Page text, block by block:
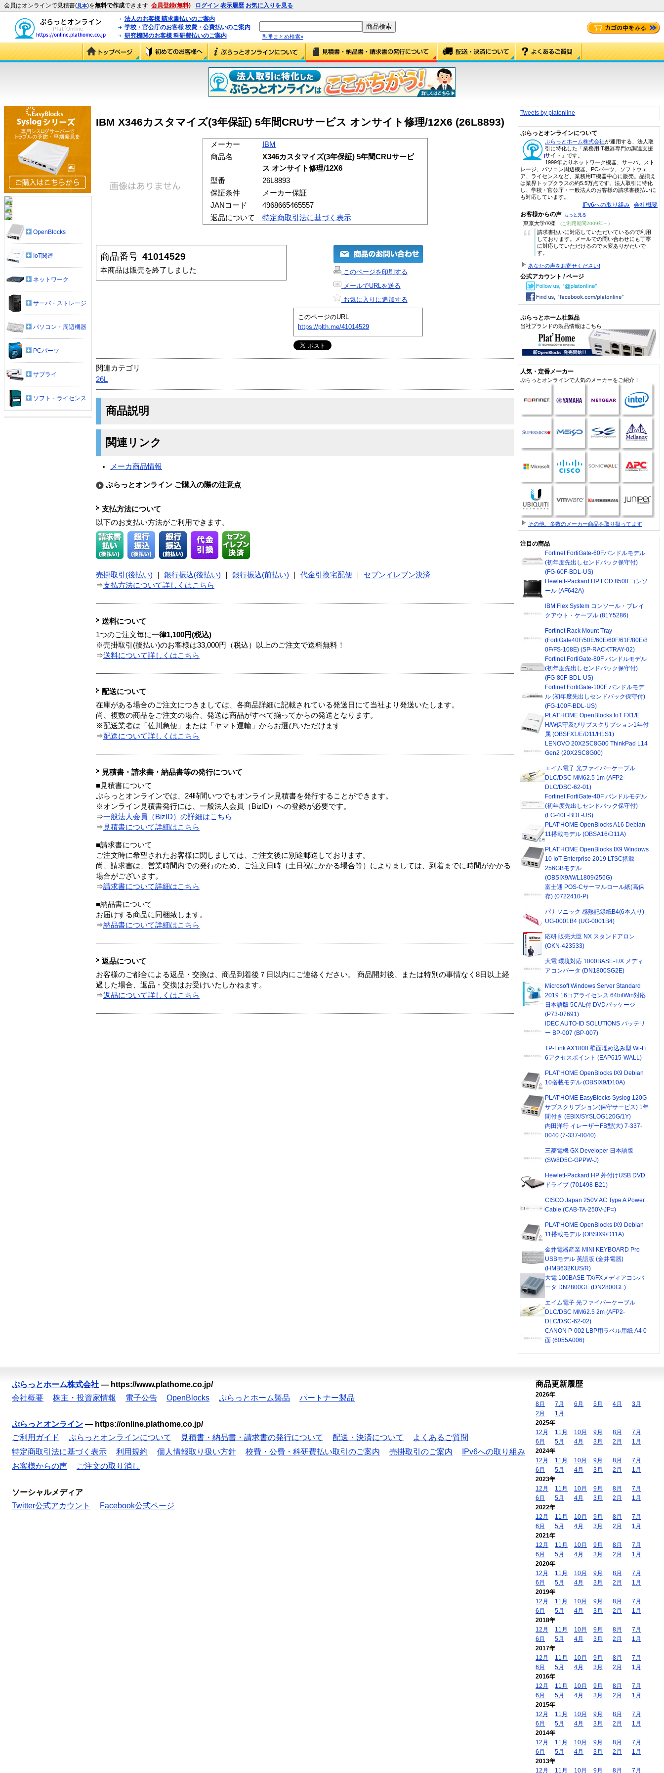
会員はオンラインで見積書(見本)を無料で作成できます 会員登録(無料) ログイン 表示履歴 お気に入りを見る
法人のお客様 請求書払いのご案内
学校・官公庁のお客様 校費・公費払いのご案内
研究機関のお客様 科研費払いのご案内
型番まとめ検索»
IBM X346カスタマイズ(3年保証) 5年間CRUサービス オンサイト修理/12X6 (26L8893)
メーカー
IBM
商品名
X346カスタマイズ(3年保証) 5年間CRUサービ
ス オンサイト修理/12X6
型番
26L8893
保証条件
メーカー保証
JANコード
4968665465557
返品について
特定商取引法に基づく表示
商品番号 41014529
本商品は販売を終了しました
このページを印刷する
メールでURLを送る
お気に入りに追加する
このページのURL
https://plth.me/41014529
関連カテゴリ
26L
商品説明
関連リンク
メーカ商品情報
ぷらっとオンライン ご購入の際の注意点
支払方法について
以下のお支払い方法がご利用できます。
売掛取引(後払い) 銀行振込(後払い) 銀行振込(前払い) 代金引換宅配便
セブンイレブン決済
⇒支払方法について詳しくはこちら
送料について
1つのご注文毎に一律1,100円(税込)
※売掛取引(後払い)のお客様は33,000円（税込）以上のご注文で送料無料！
⇒送料について詳しくはこちら
配送について
在庫がある場合のご注文につきましては、各商品詳細に記載されている発送日にて当社より発送いたします。
尚、複数の商品をご注文の場合、発送は商品がすべて揃ってからの発送となります。
※配送業者は「佐川急便」または「ヤマト運輸」からお選びいただけます
⇒配送について詳しくはこちら
見積書・請求書・納品書等の発行について
■見積書について
ぷらっとオンラインでは、24時間いつでもオンライン見積書を発行することができます。
※オンライン見積書発行には、一般法人会員（BizID）への登録が必要です。
⇒一般法人会員（BizID）の詳細はこちら
⇒ 見積書について詳細はこちら
■請求書について
ご注文時に希望されたお客様に関しましては、ご注文後に別途郵送しております。
尚、請求書は、営業時間内での発行のため、ご注文日時（土日祝にかかる場合等）によりましては、到着までに時間がかかる
場合がございます。
⇒請求書について詳細はこちら
■納品書について
お届けする商品に同梱致します。
⇒納品書について詳細はこちら
返品について
お客様のご都合による返品・交換は、商品到着後７日以内にご連絡ください。 商品開封後、または特別の事情なく8日以上経
過した場合、返品・交換はお受けいたしかねます。
⇒返品について詳しくはこちら
OpenBlocks
IoT関連
ネットワーク
サーバ・ストレージ
パソコン・周辺機器
PCパーツ
サプライ
ソフト・ライセンス
Tweets by platonline
ぷらっとオンラインについて
ぷらっとホーム株式会社が運用する、法人取
引に特化した「業務用IT機器専門の調達支援
サイト」です。
1999年よりネットワーク機器、サーバ、スト
レージ、パソコン周辺機器、PCパーツ、ソフトウェ
ア、ライセンスなど、業務用IT機器中心に販売。品揃え
は業界トップクラスの約5.5万点です。法人取引に特化
し、学校・官公庁・一般法人のお客様の請求書後払いに
も対応しています。
IPv6への取り組み 会社概要
お客様からの声 もっと見る
東京大学/K様 (ご利用期間2009年～)
“
請求書払いに対応していただいているので利用
しております。メールでの問い合わせにも丁寧
に対応していただけるので大変ありがたいで
す。
あなたの声をお寄せください!
公式アカウント / ページ
ぷらっとホーム社製品
当社ブランドの製品情報はこちら
人気・定番メーカー
ぷらっとオンラインで人気のメーカーをご紹介！
その他、多数のメーカー商品を取り扱ってます
注目の商品
Fortinet FortiGate-60Fバンドルモデル
(初年度先出しセンドバック保守付)
(FG-60F-BDL-US)
Hewlett-Packard HP LCD 8500 コンソ
ール (AF642A)
IBM Flex System コンソール・ブレイ
クアウト・ケーブル (81Y5286)
Fortinet Rack Mount Tray
(FortiGate40F/50E/60E/60F/61F/80E/8
0F/FS-108E) (SP-RACKTRAY-02)
Fortinet FortiGate-80F バンドルモデル
(初年度先出しセンドバック保守付)
(FG-80F-BDL-US)
Fortinet FortiGate-100F バンドルモデ
ル (初年度先出しセンドバック保守付)
(FG-100F-BDL-US)
PLAT'HOME OpenBlocks IoT FX1/E
H/W保守及びサブスクリプション1年付
属 (OBSFX1/E/D11/H1S1)
LENOVO 20X2SC8G00 ThinkPad L14
Gen2 (20X2SC8G00)
エイム電子 光ファイバーケーブル
DLC/DSC MM62.5 1m (AFP2-
DLC/DSC-62-01)
Fortinet FortiGate-40F バンドルモデル
(初年度先出しセンドバック保守付)
(FG-40F-BDL-US)
PLAT'HOME OpenBlocks A16 Debian
11搭載モデル (OBSA16/D11A)
PLAT'HOME OpenBlocks IX9 Windows
10 IoT Enterprise 2019 LTSC搭載
256GBモデル
(OBSIX9/W/L1809/256G)
富士通 POS-Cサーマルロール紙(高保
存) (0722410-P)
パナソニック 感熱記録紙B4(6本入り)
UG-0001B4 (UG-0001B4)
応研 販売大臣 NX スタンドアロン
(OKN-423533)
大電 環境対応 1000BASE-T/X メディ
アコンバータ (DN1800SG2E)
Microsoft Windows Server Standard
2019 16コアライセンス 64bitWin対応
日本語版 5CAL付 DVDパッケージ
(P73-07691)
IDEC AUTO-ID SOLUTIONS バッテリ
ー BP-007 (BP-007)
TP-Link AX1800 壁面埋め込み型 Wi-Fi
6アクセスポイント (EAP615-WALL)
PLAT'HOME OpenBlocks IX9 Debian
10搭載モデル (OBSIX9/D10A)
PLAT'HOME EasyBlocks Syslog 120G
サブスクリプション(保守サービス) 1年
間付き (EBIX/SYSLOG120G/1Y)
内田洋行 イレーザーFB型(大) 7-337-
0040 (7-337-0040)
三菱電機 GX Developer 日本語版
(SW8D5C-GPPW-J)
Hewlett-Packard HP 外付けUSB DVD
ドライブ (701498-B21)
CISCO Japan 250V AC Type A Power
Cable (CAB-TA-250V-JP=)
PLAT'HOME OpenBlocks IX9 Debian
11搭載モデル (OBSIX9/D11A)
金井電器産業 MINI KEYBOARD Pro
USBモデル 英語版 (金井電器)
(HMB632KUS/R)
大電 100BASE-TX/FXメディアコンバ
ータ DN2800GE (DN2800GE)
エイム電子 光ファイバーケーブル
DLC/DSC MM62.5 2m (AFP2-
DLC/DSC-62-02)
CANON P-002 LBP用ラベル用紙 A4 0
面 (6055A006)
ぷらっとホーム株式会社 — https://www.plathome.co.jp/
会社概要
株主・投資家情報 電子公告 OpenBlocks ぷらっとホーム製品 パートナー製品
ぷらっとオンライン — https://online.plathome.co.jp/
ご利用ガイド
ぷらっとオンラインについて 見積書・納品書・請求書の発行について 配送・決済について
よくあるご質問
特定商取引法に基づく表示
利用規約 個人情報取り扱い方針 校費・公費・科研費払い取引のご案内 売掛取引のご案内
IPv6への取り組み
お客様からの声
ご注文の取り消し
ソーシャルメディア
Twitter公式アカウント
Facebook公式ページ
商品更新履歴
2026年
8月
7月 6月 5月 4月
3月
2月
1月
2025年
12月
11月 10月 9月 8月
7月
6月
5月 4月 3月 2月
1月
2024年
12月
11月 10月 9月 8月
7月
6月
5月 4月 3月 2月
1月
2023年
12月
11月 10月 9月 8月
7月
6月
5月 4月 3月 2月
1月
2022年
12月
11月 10月 9月 8月
7月
6月
5月 4月 3月 2月
1月
2021年
12月
11月 10月 9月 8月
7月
6月
5月 4月 3月 2月
1月
2020年
12月
11月 10月 9月 8月
7月
6月
5月 4月 3月 2月
1月
2019年
12月
11月 10月 9月 8月
7月
6月
5月 4月 3月 2月
1月
2018年
12月
11月 10月 9月 8月
7月
6月
5月 4月 3月 2月
1月
2017年
12月
11月 10月 9月 8月
7月
6月
5月 4月 3月 2月
1月
2016年
12月
11月 10月 9月 8月
7月
6月
5月 4月 3月 2月
1月
2015年
12月
11月 10月 9月 8月
7月
6月
5月 4月 3月 2月
1月
2014年
12月
11月 10月 9月 8月
7月
6月
5月 4月 3月 2月
1月
2013年
12月
11月 10月 9月 8月 7月